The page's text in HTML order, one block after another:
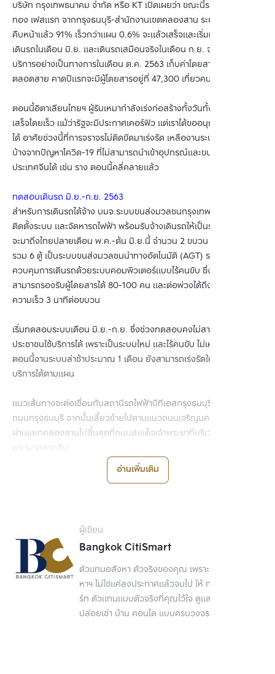
บริษัท กรุงเทพธนาคม จำกัด หรือ KT เปิดเผยว่า ขณะนี้รถไฟฟ้าสายสี
ทอง เฟสแรก จากกรุงธนบุรี-สำนักงานเขตคลองสาน ระยะทาง 1.7 กม.
คืบหน้าแล้ว 91% เร็วกว่าแผน 0.6% จะแล้วเสร็จและเริ่มทดสอบระบบ
เดินรถในเดือน มิ.ย. และเดินรถเสมือนจริงในเดือน ก.ย. จากนั้นเปิด
บริการอย่างเป็นทางการในเดือน ต.ค. 2563 เก็บค่าโดยสาร 15 บาท
ตลอดสาย คาดปีแรกจะมีผู้โดยสารอยู่ที่ 47,300 เที่ยวคนต่อวัน
ตอนนี้อิตาเลียนไทยฯ ผู้รับเหมากำลังเร่งก่อสร้างทั้งวันทั้งคืนเพื่อให้
เสร็จโดยเร็ว แม้ว่ารัฐจะมีประกาศเคอร์ฟิว แต่เราได้ขออนุญาตให้ก่อสร้าง
ได้ อาศัยช่วงนี้ที่การจราจรไม่ติดขัดมาเร่งรัด เหลืองานระบบที่ล่าช้าไป
บ้างจากปัญหาโควิด-19 ที่ไม่สามารถนำเข้าอุปกรณ์และขบวนรถจาก
ประเทศจีนได้ เช่น ราง ตอนนี้คลี่คลายแล้ว
ทดสอบเดินรถ มิ.ย.-ก.ย. 2563
สำหรับการเดินรถได้จ้าง บมจ.ระบบขนส่งมวลชนกรุงเทพ (BTSC) เป็นผู้
ติดตั้งระบบ และจัดหารถไฟฟ้า พร้อมรับจ้างเดินรถให้เป็นระยะเวลา 30 ปี
จะมาถึงไทยปลายเดือน พ.ค.-ต้น มิ.ย.นี้ จำนวน 2 ขบวน ขบวนละ 3 ตู้
รวม 6 ตู้ เป็นระบบขนส่งมวลชนนำทางอัตโนมัติ (AGT) ระบบล้อยาง
ควบคุมการเดินรถด้วยระบบคอมพิวเตอร์แบบไร้คนขับ ซึ่งรถ 1 ตู้
สามารถรองรับผู้โดยสารได้ 80-100 คน และต่อพ่วงได้ถึง 6 ตู้ วิ่งด้วย
ความเร็ว 3 นาทีต่อขบวน
เริ่มทดสอบระบบเดือน มิ.ย.-ก.ย. ซึ่งช่วงทดสอบคงไม่สามารถให้
ประชาชนใช้บริการได้ เพราะเป็นระบบใหม่ และไร้คนขับ ไม่เหมือนบีทีเอส
ตอนนี้งานระบบล่าช้าประมาณ 1 เดือน ยังสามารถเร่งรัดให้เสร็จเปิด
บริการได้ตามแผน
แนวเส้นทางจะต่อเชื่อมกับสถานีรถไฟฟ้าบีทีเอสกรุงธนบุรี ไปตามแนว
ถนนกรุงธนบุรี จากนั้นเลี้ยวซ้ายไปตามแนวถนนเจริญนคร ถนนเจริญรัถ
ผ่านแยกคลองสานไปสิ้นสุดที่ถนนสมเด็จเจ้าพระยาที่บริเวณหน้าโรง
พยาบาลตากสิน
ข้ามคลองวัดทองเพลง
3.สถานีคลองสาน อยู่เยื้องกับโรงพยาบาลตากสิน มีทางเดินหรือ sky
walk เชื่อมโรงพยาบาลตากสินและสถานีรถไฟฟ้า
ประชาชาติธุรกิจ
ติดตามอัพเดทข่าวสารในวงการอสังหาฯ ทั้งหมดได้ที่
อ่านเพิ่มเติม
ผู้เขียน
Bangkok CitiSmart
ตัวแทนอสังหา ตัวจริงของคุณ เพราะการขายอสัง
หาฯ ไม่ใช่แค่ลงประกาศแล้วจบไป ให้ กรุงเทพ ซิตี้สมา
ร์ท ตัวแทนแบบตัวจริงที่คุณไว้ใจ ดูแลเรื่องขาย
ปล่อยเช่า บ้าน คอนโด แบบครบวงจร